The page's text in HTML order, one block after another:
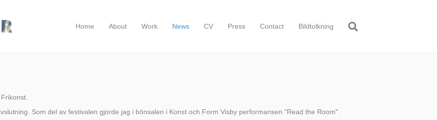
Home About Work News CV Press Contact Bildtolkning
Som del av festivalen gjorde jag i bönsalen i Konst och Form Visby performansen "Read the Room".